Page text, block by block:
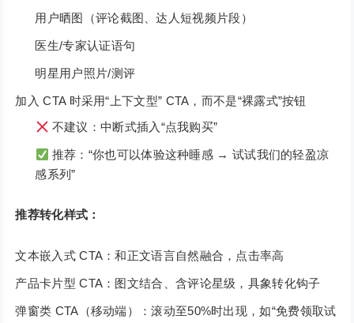
用户晒图（评论截图、达人短视频片段）
医生/专家认证语句
明星用户照片/测评
加入 CTA 时采用“上下文型” CTA，而不是“裸露式”按钮
不建议：中断式插入“点我购买”
推荐：“你也可以体验这种睡感 → 试试我们的轻盈凉
感系列”
推荐转化样式：
文本嵌入式 CTA：和正文语言自然融合，点击率高
产品卡片型 CTA：图文结合、含评论星级，具象转化钩子
弹窗类 CTA（移动端）：滚动至50%时出现，如“免费领取试